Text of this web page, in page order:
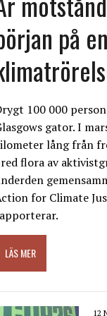
på
100 000
gator. I
lång från
flora av
for Climate
LÄS MER
12